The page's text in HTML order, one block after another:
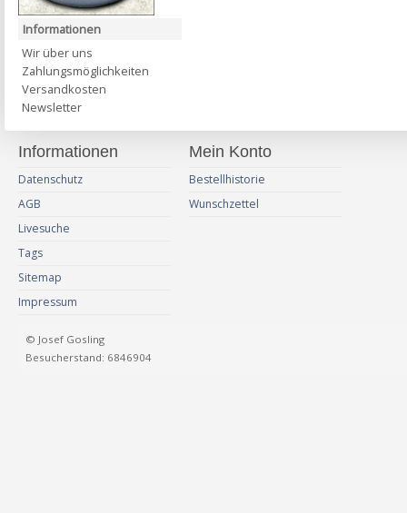
Informationen
Wir über uns
Zahlungsmöglichkeiten
Versandkosten
Newsletter
Informationen
Datenschutz
AGB
Livesuche
Tags
Sitemap
Impressum
Mein Konto
Bestellhistorie
Wunschzettel
© Josef Gosling
Besucherstand: 6846904